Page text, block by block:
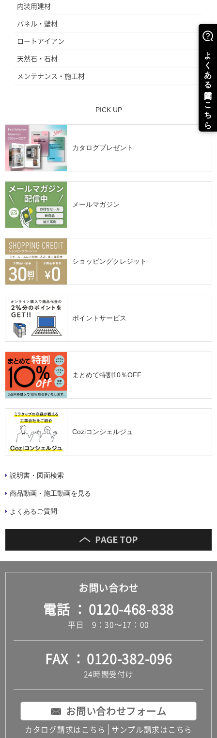
内装用建材
パネル・壁材
ロートアイアン
天然石・石材
メンテナンス・施工材
PICK UP
カタログプレゼント
メールマガジン
ショッピングクレジット
ポイントサービス
まとめて特割10％OFF
Coziコンシェルジュ
説明書・図面検索
商品動画・施工動画を見る
よくあるご質問
お問い合わせ
電話 0120-468-838
平日 9：30～17：00
FAX 0120-382-096
24時間受付け
お問い合わせフォーム
カタログ請求はこちら サンプル請求はこちら